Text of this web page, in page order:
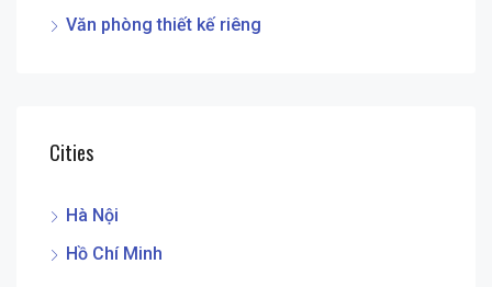
Văn phòng thiết kế riêng
Cities
Hà Nội
Hồ Chí Minh